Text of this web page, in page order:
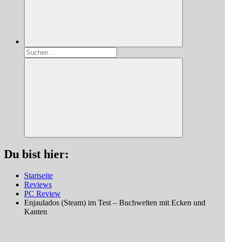
Suchen
nach:
Suchen
Du bist hier:
Startseite
Reviews
PC Review
Enjaulados (Steam) im Test – Buchwelten mit Ecken und
Kanten